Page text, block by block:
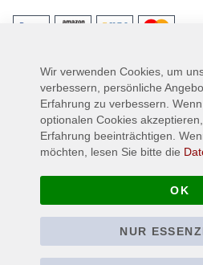
Details
IRON MAIDEN - Archer Kanji -
ca. 25 mm
Mehr Informationen
Wir verwenden Cookies, um
verbessern, persönliche
Erfahrung zu verbessern.
optionalen Cookies
Erfahrung beeinträchtigen.
möchten, lesen Sie bitte die
OK
NUR